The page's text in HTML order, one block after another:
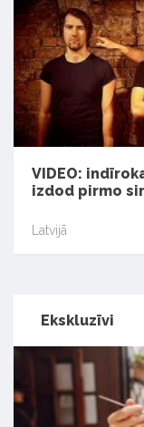
VIDEO:
izdod pirmo
Latvijā
Ekskluzīvi